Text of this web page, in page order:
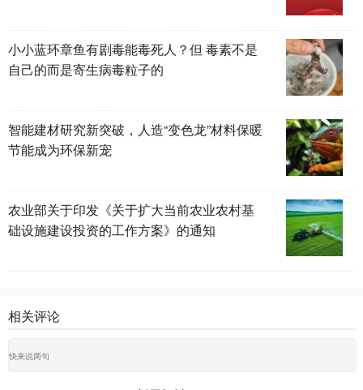
小小蓝环章鱼有剧毒能毒死人？但 毒素不是
自己的而是寄生病毒粒子的
智能建材研究新突破，人造“变色龙”材料保暖
节能成为环保新宠
农业部关于印发《关于扩大当前农业农村基
础设施建设投资的工作方案》的通知
相关评论